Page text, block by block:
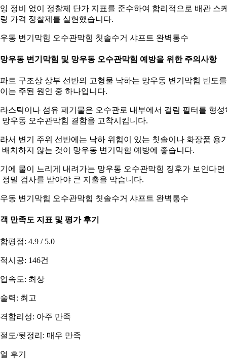
정비 없이 정찰제 단가 지표를 준수하여 합리적으로 배관 스
가격 정찰제를 실현했습니다.
동 변기막힘 오수관막힘 칫솔수거 샤프트 완벽통수
우동 변기막힘 및 망우동 오수관막힘 예방을 위한 주의사항
트 구조상 상부 선반의 고형물 낙하는 망우동 변기막힘 빈도를
는 주된 원인 중 하나입니다.
스틱이나 섬유 폐기물은 오수관로 내부에서 걸림 필터를 형성
망우동 오수관막힘 결함을 고착시킵니다.
서 변기 주위 선반에는 낙하 위험이 있는 칫솔이나 화장품 용
배치하지 않는 것이 망우동 변기막힘 예방에 좋습니다.
에 물이 느리게 내려가는 망우동 오수관막힘 징후가 보인다면
정밀 검사를 받아야 큰 지출을 막습니다.
동 변기막힘 오수관막힘 칫솔수거 샤프트 완벽통수
만족도 지표 및 평가 후기
평점: 4.9 / 5.0
시공: 146건
속도: 최상
력: 최고
합리성: 아주 만족
도/뒷정리: 매우 만족
후기